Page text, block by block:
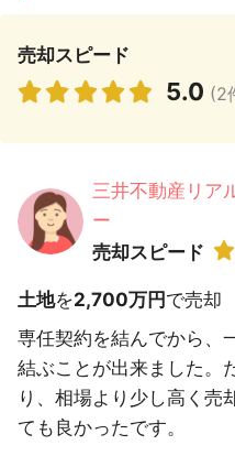
売却スピード
5.0 (2
三井不動産リア
ー
売却スピード
土地を2,700万円で売却
専任契約を結んでから、
結ぶことが出来ました。
り、相場より少し高く売
ても良かったです。